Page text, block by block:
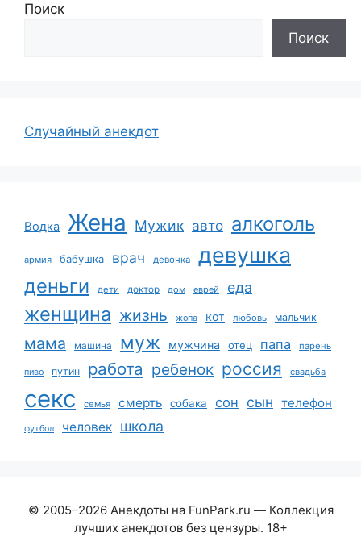
Поиск
Поиск
Случайный анекдот
Водка Жена Мужик авто алкоголь
армия бабушка врач девочка девушка
деньги дети доктор дом еврей еда
женщина жизнь жопа кот любовь мальчик
мама машина муж мужчина отец папа парень
пиво путин работа ребенок россия свадьба
секс семья смерть собака сон сын телефон
футбол человек школа
© 2005–2026 Анекдоты на FunPark.ru — Коллекция
лучших анекдотов без цензуры. 18+